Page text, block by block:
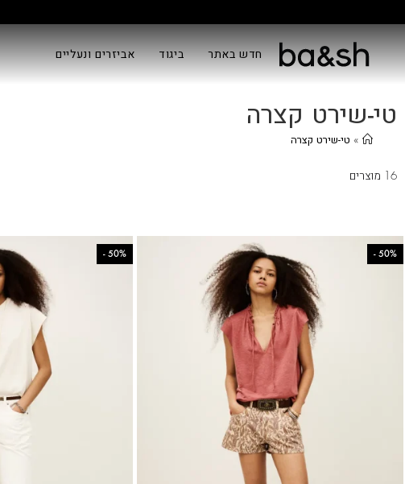
חדש באתר ביגוד אביזרים ונעליים
טי-שירט קצרה
» טי-שירט קצרה
16 מוצרים
50%
-
50%
-